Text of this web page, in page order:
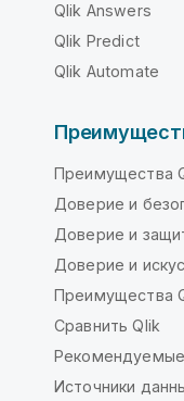
Qlik Answers
Qlik Predict
Qlik Automate
Преимущества
Доверие и
Доверие и
Доверие и
Преимущества
Сравнить Qlik
Рекомендуемые
Источники